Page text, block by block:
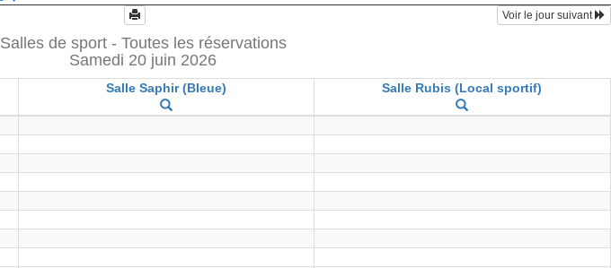
Voir le jour suivant
Salles de sport - Toutes les réservations
Samedi 20 juin 2026
Salle Saphir (Bleue) Salle Rubis (Local sportif)